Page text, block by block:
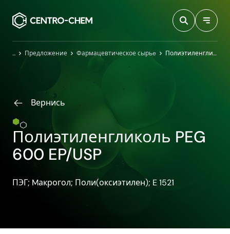
ГлавнаяПредложение Фармацевтическое сырьe Полиэтиленгликоль PEG 600 EP/USP
Вернись
Полиэтиленгликоль PEG
600 EP/USP
ПЭГ; Mакрогол; Поли​(оксиэтилен)​; E 1521